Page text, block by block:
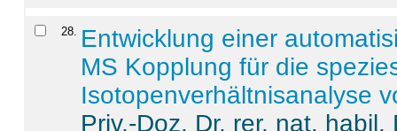
28. Entwicklung einer
MS Kopplung für die
Isotopenverhältnisanalyse
Priv.-Doz. Dr. rer. nat.